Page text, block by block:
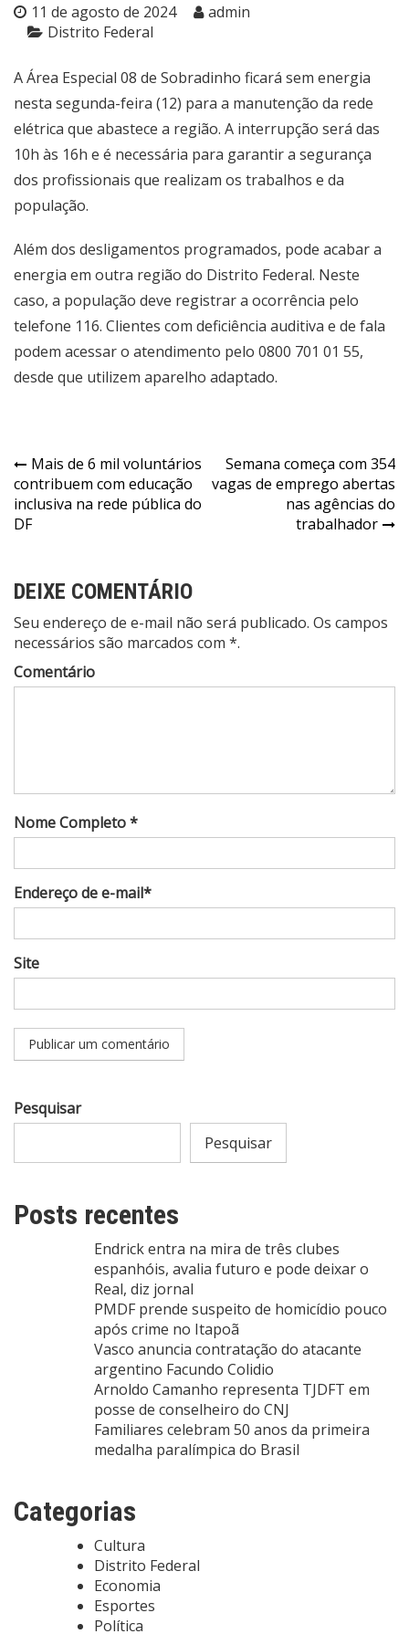
11 de agosto de 2024
admin
Distrito Federal
A Área Especial 08 de Sobradinho ficará sem energia
nesta segunda-feira (12) para a manutenção da rede
elétrica que abastece a região. A interrupção será das
10h às 16h e é necessária para garantir a segurança
dos profissionais que realizam os trabalhos e da
população.
Além dos desligamentos programados, pode acabar a
energia em outra região do Distrito Federal. Neste
caso, a população deve registrar a ocorrência pelo
telefone 116. ‌Clientes com deficiência auditiva e de fala
podem acessar o atendimento pelo 0800 701 01 55,
desde que utilizem aparelho adaptado.
Navegação
de
Post
Mais de 6 mil voluntários
contribuem com educação
inclusiva na rede pública do
DF
Semana começa com 354
vagas de emprego abertas
nas agências do
trabalhador
DEIXE COMENTÁRIO
Seu endereço de e-mail não será publicado. Os campos
necessários são marcados com *.
Comentário
Nome Completo *
Endereço de e-mail*
Site
Pesquisar
Pesquisar
Posts recentes
Endrick entra na mira de três clubes
espanhóis, avalia futuro e pode deixar o
Real, diz jornal
PMDF prende suspeito de homicídio pouco
após crime no Itapoã
Vasco anuncia contratação do atacante
argentino Facundo Colidio
Arnoldo Camanho representa TJDFT em
posse de conselheiro do CNJ
Familiares celebram 50 anos da primeira
medalha paralímpica do Brasil
Categorias
Cultura
Distrito Federal
Economia
Esportes
Política